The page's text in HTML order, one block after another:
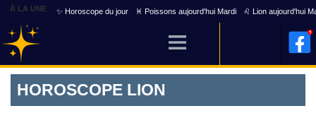
À LA UNE ✨ Horoscope du jour ♓ Poissons aujourd'hui Mardi ♌ Lion aujourd'hui
HOROSCOPE LION